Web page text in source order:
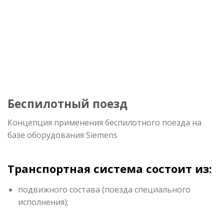
Беспилотный поезд
Концепция применения беспилотного поезда на
базе оборудования Siemens
Транспортная система состоит из:
подвижного состава (поезда специального
исполнения);